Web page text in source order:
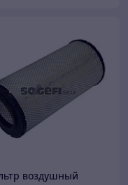
воздушный